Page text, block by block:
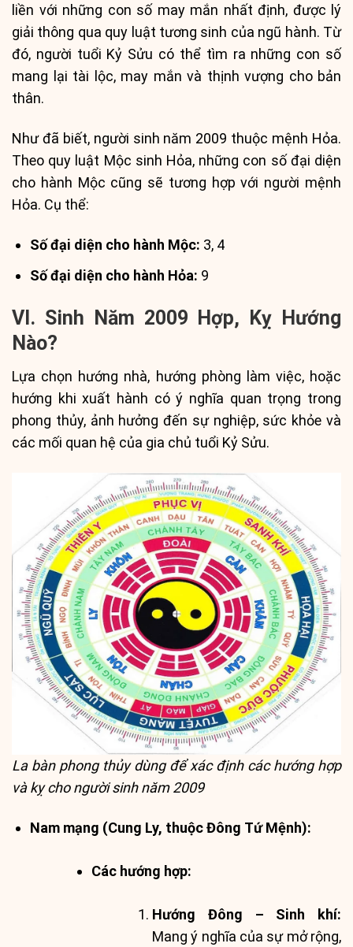
liền với những con số may mắn nhất định, được lý
giải thông qua quy luật tương sinh của ngũ hành. Từ
đó, người tuổi Kỷ Sửu có thể tìm ra những con số
mang lại tài lộc, may mắn và thịnh vượng cho bản
thân.
Như đã biết, người sinh năm 2009 thuộc mệnh Hỏa.
Theo quy luật Mộc sinh Hỏa, những con số đại diện
cho hành Mộc cũng sẽ tương hợp với người mệnh
Hỏa. Cụ thể:
Số đại diện cho hành Mộc: 3, 4
Số đại diện cho hành Hỏa: 9
VI. Sinh Năm 2009 Hợp, Kỵ Hướng
Nào?
Lựa chọn hướng nhà, hướng phòng làm việc, hoặc
hướng khi xuất hành có ý nghĩa quan trọng trong
phong thủy, ảnh hưởng đến sự nghiệp, sức khỏe và
các mối quan hệ của gia chủ tuổi Kỷ Sửu.
La bàn phong thủy dùng để xác định các hướng hợp
và kỵ cho người sinh năm 2009
Nam mạng (Cung Ly, thuộc Đông Tứ Mệnh):
Các hướng hợp:
Hướng Đông – Sinh khí:
Mang ý nghĩa của sự mở rộng,